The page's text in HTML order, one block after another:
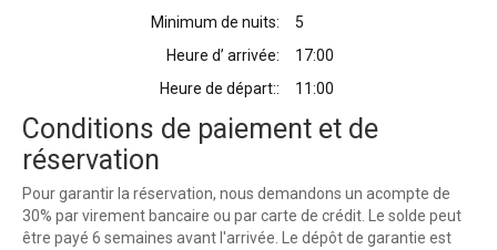
Minimum de nuits:
5
Heure d’ arrivée:
17:00
Heure de départ::
11:00
Conditions de paiement et de
réservation
Pour garantir la réservation, nous demandons un acompte de
30% par virement bancaire ou par carte de crédit. Le solde peut
être payé 6 semaines avant l'arrivée. Le dépôt de garantie est